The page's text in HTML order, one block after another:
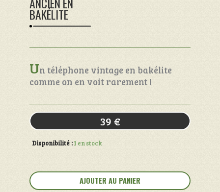
BAKÉLITE
Un téléphone vintage en bakélite
comme on en voit rarement !
39 €
Disponibilité :1 en stock
de
Téléphone
AJOUTER AU PANIER